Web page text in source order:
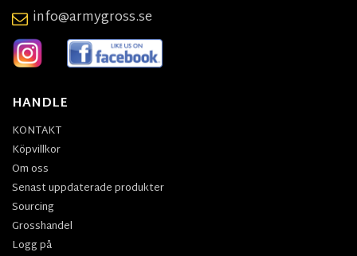
info@armygross.se
HANDLE
KONTAKT
Köpvillkor
Om oss
Senast uppdaterade produkter
Sourcing
Grosshandel
Logg på